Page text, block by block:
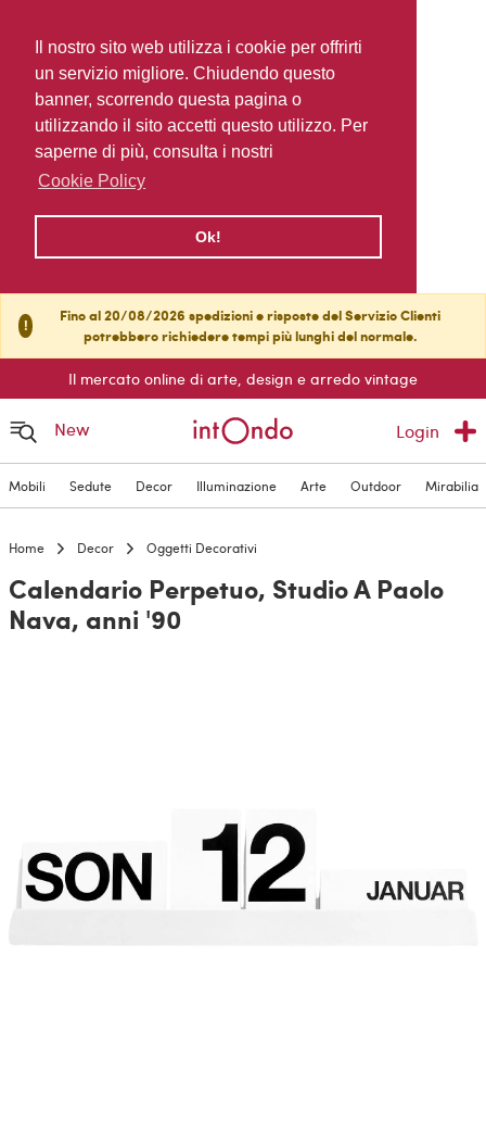
Il nostro sito web utilizza i cookie per offrirti
un servizio migliore. Chiudendo questo
banner, scorrendo questa pagina o
utilizzando il sito accetti questo utilizzo. Per
saperne di più, consulta i nostri
Cookie Policy
Ok!
!
Fino al 20/08/2026 spedizioni e risposte del Servizio Clienti
potrebbero richiedere tempi più lunghi del normale.
Il mercato online di arte, design e arredo vintage
New Login
Mobili Sedute Decor Illuminazione Arte Outdoor Mirabilia
Home Decor Oggetti Decorativi
Calendario Perpetuo, Studio A Paolo
Nava, anni '90